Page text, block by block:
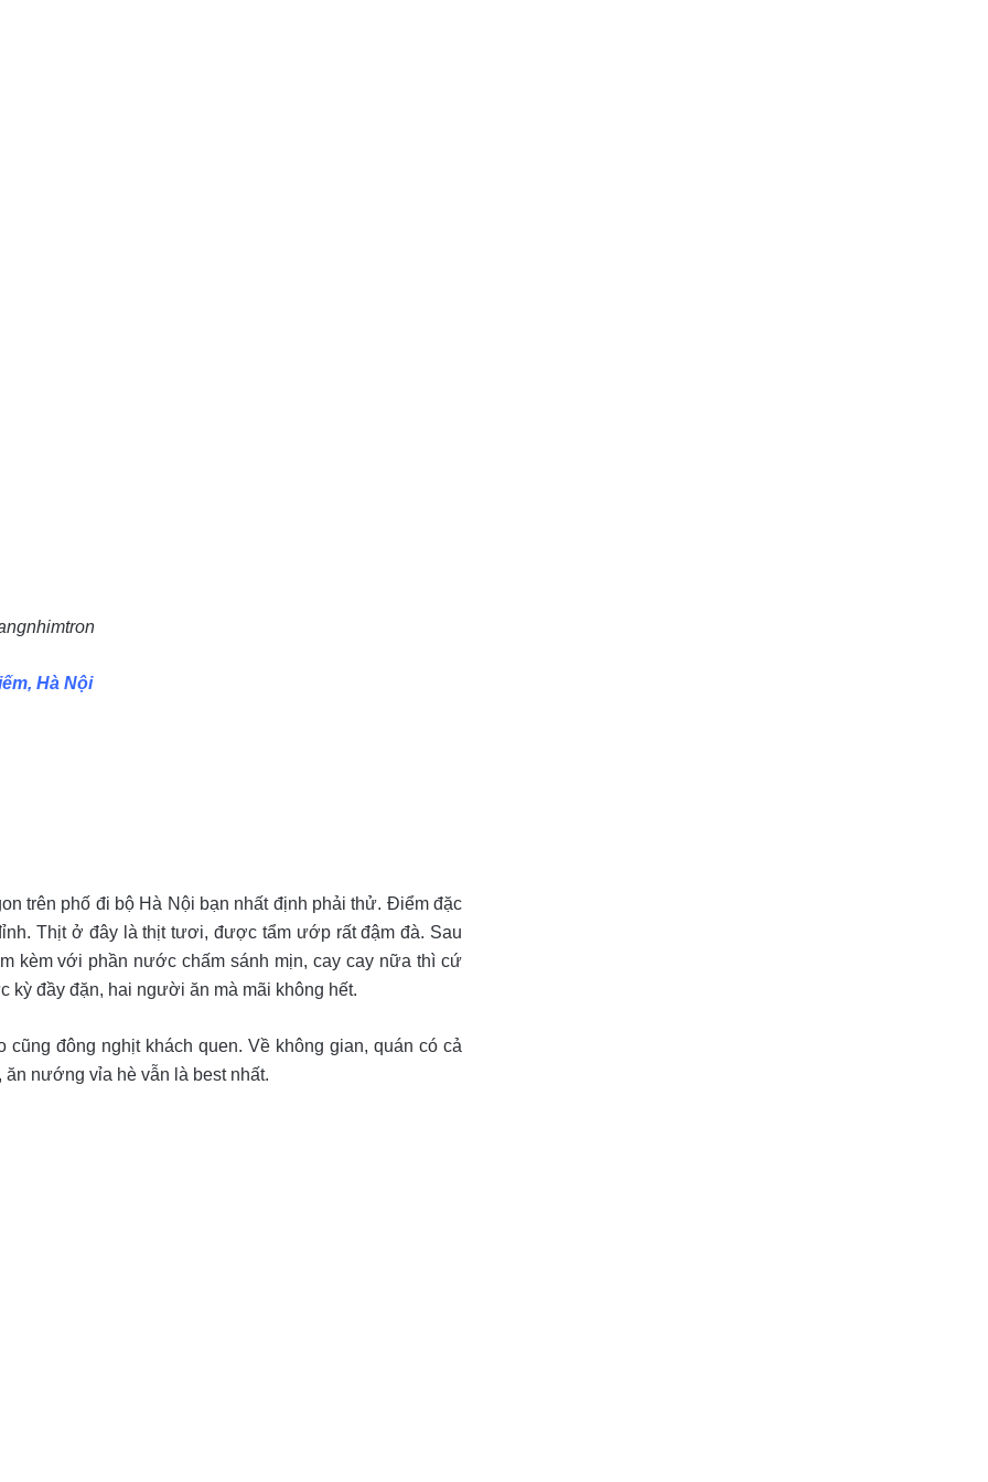
Hà Nội
trên phố đi bộ Hà Nội bạn nhất định phải thử. Điểm đặc
Thịt ở đây là thịt tươi, được tẩm ướp rất đậm đà. Sau
kèm với phần nước chấm sánh mịn, cay cay nữa thì cứ
kỳ đầy đặn, hai người ăn mà mãi không hết.
đông nghịt khách quen. Về không gian, quán có cả
nướng vỉa hè vẫn là best nhất.